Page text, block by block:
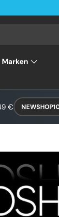
Marken
€